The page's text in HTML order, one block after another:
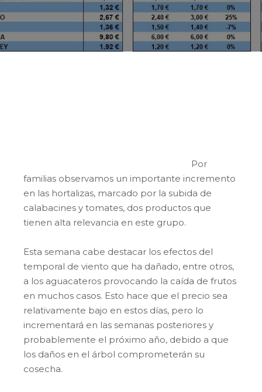
Por
familias observamos un importante incremento
en las hortalizas, marcado por la subida de
calabacines y tomates, dos productos que
tienen alta relevancia en este grupo.
Esta semana cabe destacar los efectos del
temporal de viento que ha dañado, entre otros,
a los aguacateros provocando la caída de frutos
en muchos casos. Esto hace que el precio sea
relativamente bajo en estos días, pero lo
incrementará en las semanas posteriores y
probablemente el próximo año, debido a que
los daños en el árbol comprometerán su
cosecha.